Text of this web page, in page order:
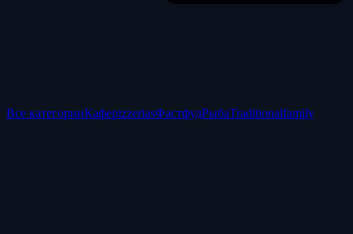
Все категорииКафеpizzeriasФастфудРыбаTraditionalfamily